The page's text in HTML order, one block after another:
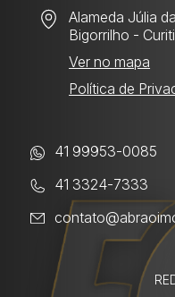
Alameda Júlia
Bigorrilho -
Ver no mapa
Política de
41 99953-0085
41 3324-7333